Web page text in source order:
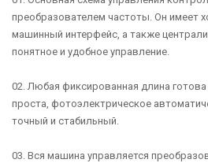
преобразователем частоты. Он имеет
машинный интерфейс, а также
понятное и удобное управление.
02. Любая фиксированная длина
проста, фотоэлектрическое
точный и стабильный.
03. Вся машина управляется